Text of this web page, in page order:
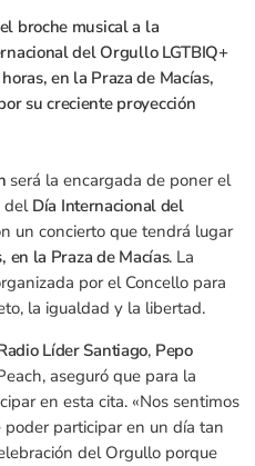
broche musical a la
del Orgullo LGTBIQ+
en la Praza de Macías,
su creciente proyección
será la encargada de poner el
del Día Internacional del
un concierto que tendrá lugar
en la Praza de Macías. La
por el Concello para
la igualdad y la libertad.
Líder Santiago, Pepo
aseguró que para la
en esta cita. «Nos sentimos
participar en un día tan
del Orgullo porque